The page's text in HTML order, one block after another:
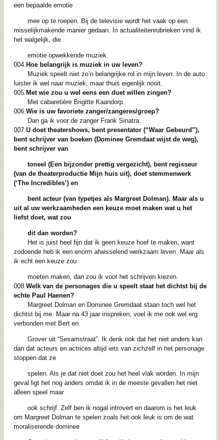
een bepaalde emotie
mee op te roepen. Bij de televisie wordt het vaak op een
misselijkmakende manier gedaan. In actualiteitenrubrieken vind ik
het walgelijk, die
emotie opwekkende muziek.
004. Hoe belangrijk is muziek in uw leven?
Muziek speelt niet zo’n belangrijke rol in mijn leven. In de auto
luister ik wel naar muziek, maar thuis eigenlijk nooit.
005. Met wie zou u wel eens een duet willen zingen?
Met cabaretière Brigitte Kaandorp.
006. Wie is uw favoriete zanger/zangeres/groep?
Dan ga ik voor de zanger Frank Sinatra.
007. U doet theatershows, bent presentator (“Waar Gebeurd”),
bent schrijver van boeken (Dominee Gremdaat wijst de weg),
bent schrijver van
toneel (Een bijzonder prettig vergezicht), bent regisseur
(van de theaterproductie Mijn huis uit), doet stemmenwerk
(‘The Incredibles’) en
bent acteur (van typetjes als Margreet Dolman). Maar als u
uit al uw werkzaamheden een keuze moet maken wat u het
liefst doet, wat zou
dit dan worden?
Het is juist heel fijn dat ik geen keuze hoef te maken, want
zodoende heb ik een enorm afwisselend werkzaam leven. Maar als
ik echt een keuze zou
moeten maken, dan zou ik voor het schrijven kiezen.
008. Welk van de personages die u speelt staat het dichtst bij de
echte Paul Haenen?
Margreet Dolman en Dominee Gremdaat staan toch wel het
dichtst bij me. Maar na 43 jaar inspreken, voel ik me ook wel erg
verbonden met Bert en
Grover uit “Sesamstraat”. Ik denk ook dat het niet anders kan
dan dat acteurs en actrices altijd iets van zichzelf in het personage
stoppen dat ze
spelen. Als je dat niet doet zou het heel vlak worden. In mijn
geval ligt het nog anders omdat ik in de meeste gevallen het niet
alleen speel maar
ook schrijf. Zelf ben ik nogal introvert en daarom is het leuk
om Margreet Dolman te spelen zoals het ook leuk is om de wat
moraliserende dominee